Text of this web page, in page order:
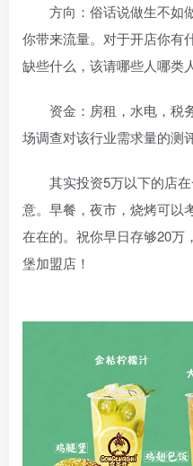
方向：俗话说做生不如
你带来流量。对于开店你有
缺些什么，该请哪些人哪类
资金：房租，水电，税
场调查对该行业需求量的测
其实投资5万以下的店在
意。早餐，夜市，烧烤可以
在在的。祝你早日存够20万
堡加盟店！